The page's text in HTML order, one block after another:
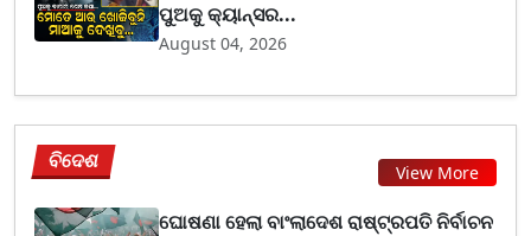
ପୁଅକୁ କ୍ୟାନ୍ସର...
August 04, 2026
ବିଦେଶ View More
ଘୋଷଣା ହେଲା ବାଂଲାଦେଶ ରାଷ୍ଟ୍ରପତି ନିର୍ବାଚନ